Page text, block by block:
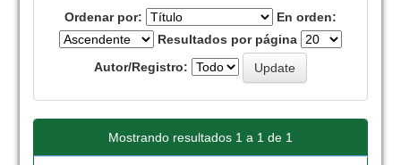
Ordenar por:
En orden:
Resultados por página
Autor/Registro:
Mostrando resultados 1 a 1 de 1